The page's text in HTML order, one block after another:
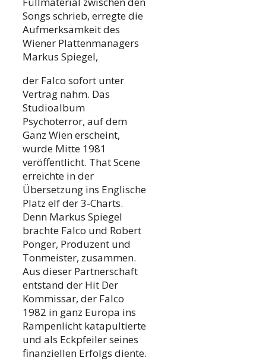
Songs schrieb, erregte die
Aufmerksamkeit des
Wiener Plattenmanagers
Markus Spiegel,
der Falco sofort unter
Vertrag nahm. Das
Studioalbum
Psychoterror, auf dem
Ganz Wien erscheint,
wurde Mitte 1981
veröffentlicht. That Scene
erreichte in der
Übersetzung ins Englische
Platz elf der 3-Charts.
Denn Markus Spiegel
brachte Falco und Robert
Ponger, Produzent und
Tonmeister, zusammen.
Aus dieser Partnerschaft
entstand der Hit Der
Kommissar, der Falco
1982 in ganz Europa ins
Rampenlicht katapultierte
und als Eckpfeiler seines
finanziellen Erfolgs diente.